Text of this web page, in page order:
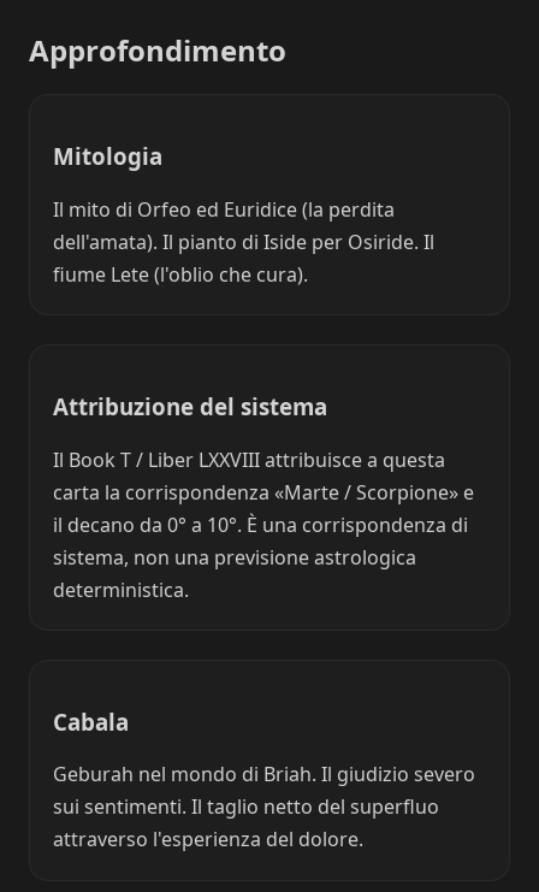
Approfondimento
Mitologia
Il mito di Orfeo ed Euridice (la perdita
dell'amata). Il pianto di Iside per Osiride. Il
fiume Lete (l'oblio che cura).
Attribuzione del sistema
Il Book T / Liber LXXVIII attribuisce a questa
carta la corrispondenza «Marte / Scorpione» e
il decano da 0° a 10°. È una corrispondenza di
sistema, non una previsione astrologica
deterministica.
Cabala
Geburah nel mondo di Briah. Il giudizio severo
sui sentimenti. Il taglio netto del superfluo
attraverso l'esperienza del dolore.